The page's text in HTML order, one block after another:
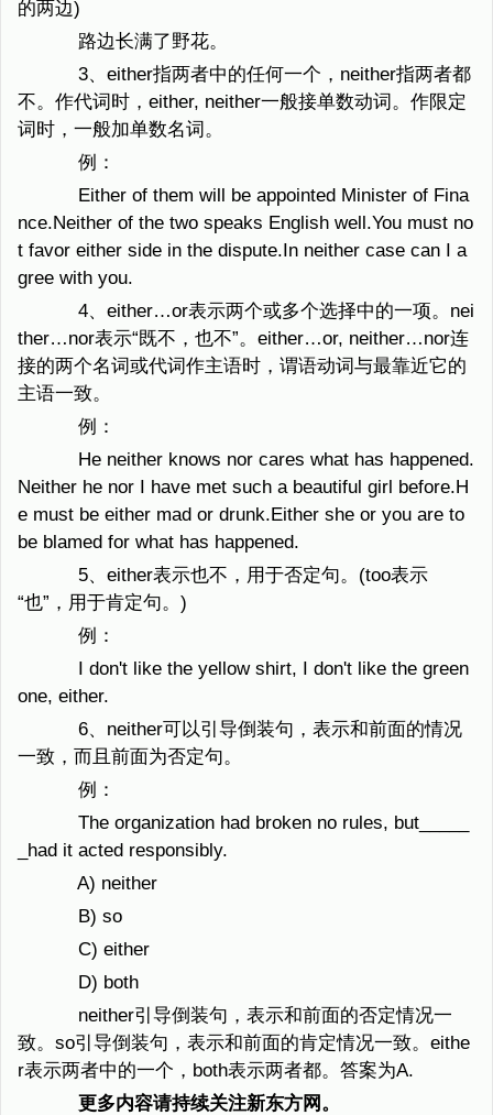
的两边)
路边长满了野花。
3、either指两者中的任何一个，neither指两者都
不。作代词时，either, neither一般接单数动词。作限定
词时，一般加单数名词。
例：
Either of them will be appointed Minister of Fina
nce.Neither of the two speaks English well.You must no
t favor either side in the dispute.In neither case can I a
gree with you.
4、either…or表示两个或多个选择中的一项。nei
ther…nor表示“既不，也不”。either…or, neither…nor连
接的两个名词或代词作主语时，谓语动词与最靠近它的
主语一致。
例：
He neither knows nor cares what has happened.
Neither he nor I have met such a beautiful girl before.H
e must be either mad or drunk.Either she or you are to
be blamed for what has happened.
5、either表示也不，用于否定句。(too表示
“也”，用于肯定句。)
例：
I don't like the yellow shirt, I don't like the green
one, either.
6、neither可以引导倒装句，表示和前面的情况
一致，而且前面为否定句。
例：
The organization had broken no rules, but_____
_had it acted responsibly.
A) neither
B) so
C) either
D) both
neither引导倒装句，表示和前面的否定情况一
致。so引导倒装句，表示和前面的肯定情况一致。eithe
r表示两者中的一个，both表示两者都。答案为A.
更多内容请持续关注新东方网。